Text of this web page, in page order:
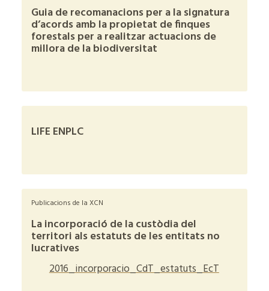
Guia de recomanacions per a la signatura
d’acords amb la propietat de finques
forestals per a realitzar actuacions de
millora de la biodiversitat
LIFE ENPLC
Publicacions de la XCN
La incorporació de la custòdia del
territori als estatuts de les entitats no
lucratives
2016_incorporacio_CdT_estatuts_EcT